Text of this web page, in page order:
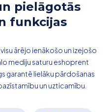
pielāgotās
funkcijas
ārējo ienākošo un izejošo
mediju saturu eshoprent
garantē lielāku pārdošanas
un uzticamību.